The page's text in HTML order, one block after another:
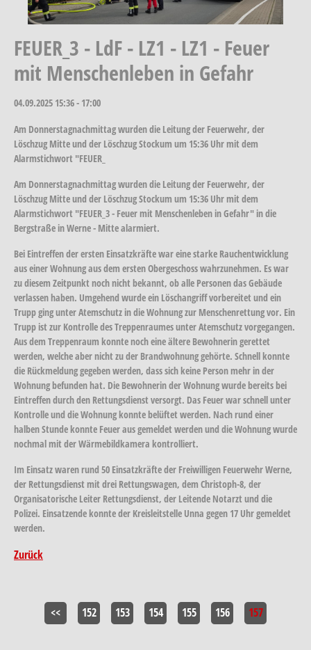
FEUER_3 - LdF - LZ1 - LZ1 - Feuer
mit Menschenleben in Gefahr
04.09.2025 15:36 - 17:00
Am Donnerstagnachmittag wurden die Leitung der Feuerwehr, der
Löschzug Mitte und der Löschzug Stockum um 15:36 Uhr mit dem
Alarmstichwort "FEUER_
Am Donnerstagnachmittag wurden die Leitung der Feuerwehr, der
Löschzug Mitte und der Löschzug Stockum um 15:36 Uhr mit dem
Alarmstichwort "FEUER_3 - Feuer mit Menschenleben in Gefahr" in die
Bergstraße in Werne - Mitte alarmiert.
Bei Eintreffen der ersten Einsatzkräfte war eine starke Rauchentwicklung
aus einer Wohnung aus dem ersten Obergeschoss wahrzunehmen. Es war
zu diesem Zeitpunkt noch nicht bekannt, ob alle Personen das Gebäude
verlassen haben. Umgehend wurde ein Löschangriff vorbereitet und ein
Trupp ging unter Atemschutz in die Wohnung zur Menschenrettung vor. Ein
Trupp ist zur Kontrolle des Treppenraumes unter Atemschutz vorgegangen.
Aus dem Treppenraum konnte noch eine ältere Bewohnerin gerettet
werden, welche aber nicht zu der Brandwohnung gehörte. Schnell konnte
die Rückmeldung gegeben werden, dass sich keine Person mehr in der
Wohnung befunden hat. Die Bewohnerin der Wohnung wurde bereits bei
Eintreffen durch den Rettungsdienst versorgt. Das Feuer war schnell unter
Kontrolle und die Wohnung konnte belüftet werden. Nach rund einer
halben Stunde konnte Feuer aus gemeldet werden und die Wohnung wurde
nochmal mit der Wärmebildkamera kontrolliert.
Im Einsatz waren rund 50 Einsatzkräfte der Freiwilligen Feuerwehr Werne,
der Rettungsdienst mit drei Rettungswagen, dem Christoph-8, der
Organisatorische Leiter Rettungsdienst, der Leitende Notarzt und die
Polizei. Einsatzende konnte der Kreisleitstelle Unna gegen 17 Uhr gemeldet
werden.
Zurück
<< 152 153 154 155 156 157